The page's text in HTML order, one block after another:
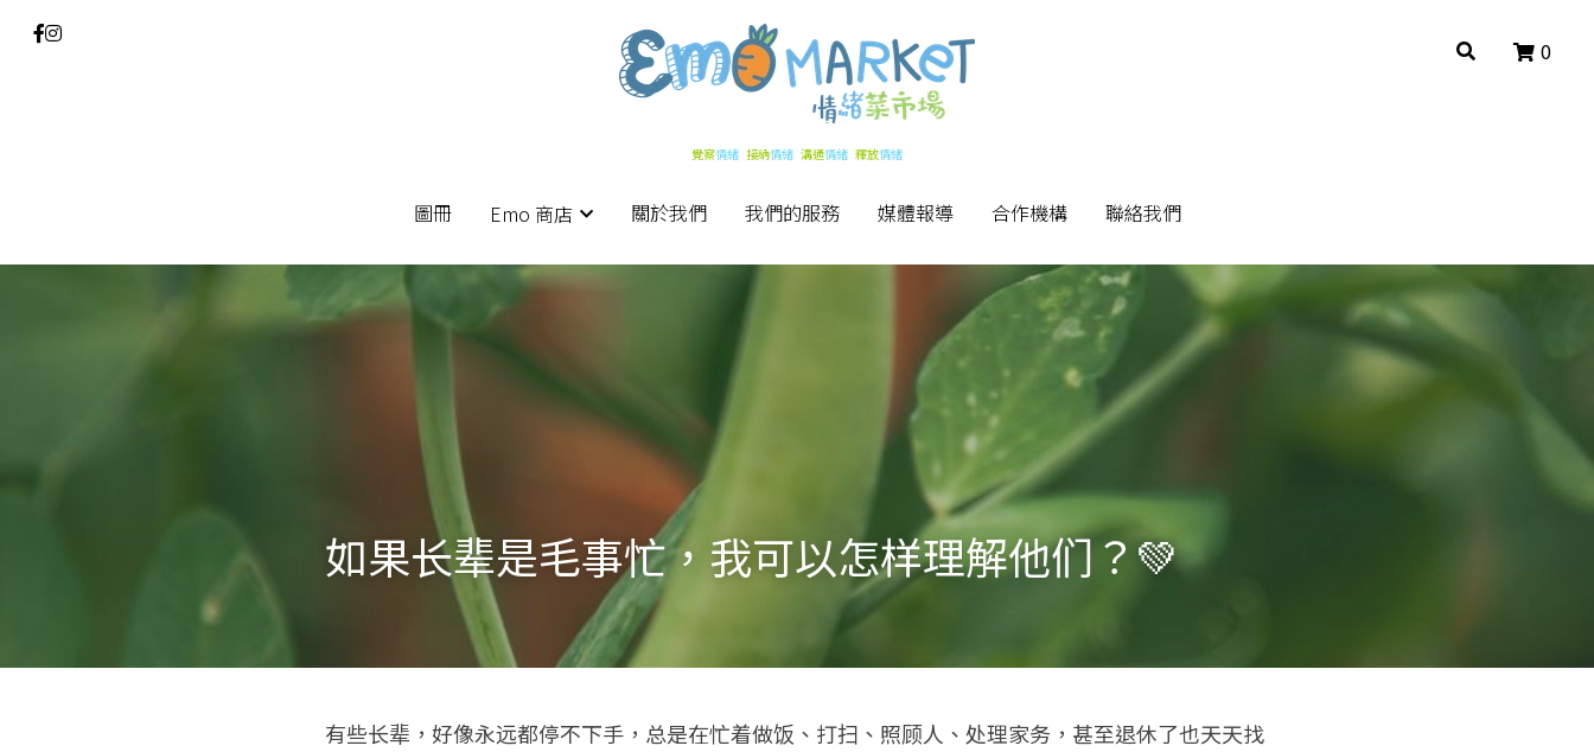
覺察情緒 接納情緒 溝通情緒 釋放情緒
圖冊 Emo 商店 關於我們 我們的服務 媒體報導 合作機構 聯絡我們
0
覺察情緒 接納情緒 溝通情緒 釋放情緒
圖冊 Emo 商店 關於我們 我們的服務 媒體報導 合作機構 聯絡我們
0
如果长辈是毛事忙，我可以怎样理解他们？💚
有些长辈，好像永远都停不下手，总是在忙着做饭、打扫、照顾人、处理家务，甚至退休了也天天找